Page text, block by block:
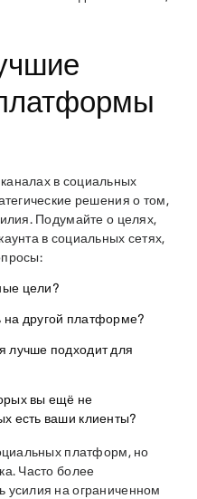
в социальных
решения о том,
Подумайте о целях,
в социальных сетях,
цели?
другой платформе?
лучше подходит для
вы ещё не
есть ваши клиенты?
платформ, но
Часто более
усилия на ограниченном